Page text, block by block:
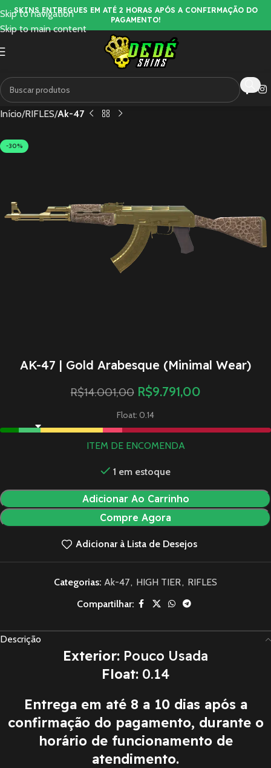
Skip to navigation
Skip to main content
SKINS ENTREGUES EM ATÉ 2 HORAS APÓS A CONFIRMAÇÃO DO
PAGAMENTO!
Início RIFLES Ak-47
-30%
AK-47 | Gold Arabesque (Minimal Wear)
R$14.001,00 R$9.791,00
Float: 0.14
ITEM DE ENCOMENDA
1 em estoque
Adicionar Ao Carrinho
Compre Agora
Adicionar à Lista de Desejos
Categorias: Ak-47, HIGH TIER, RIFLES
Compartilhar:
Descrição
Exterior: Pouco Usada
Float: 0.14
Entrega em até 8 a 10 dias após a
confirmação do pagamento, durante o
horário de funcionamento de
atendimento.